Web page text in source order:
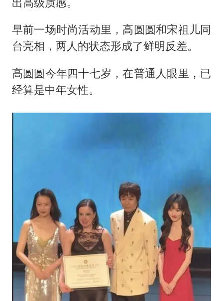
早前一场时尚活动里，高圆圆和宋祖儿同
台亮相，两人的状态形成了鲜明反差。
高圆圆今年四十七岁，在普通人眼里，已
经算是中年女性。